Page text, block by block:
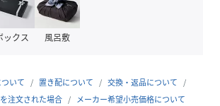
ックス 風呂敷
いて 置き配について
交換・返品について
注文された場合
メーカー希望小売価格について